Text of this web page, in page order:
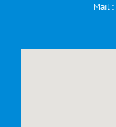
Mail :